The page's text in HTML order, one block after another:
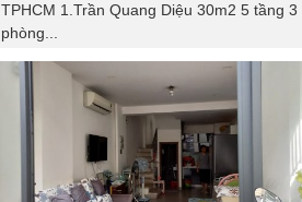
TPHCM 1.Trần Quang Diệu 30m2 5 tầng 3
phòng...